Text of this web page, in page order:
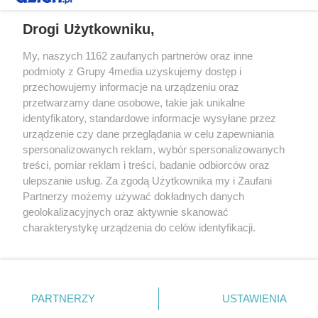
Redakcja Reklama Prywatność
Praca Łódź
the:protocol
Facebook.com
Youtube.com
Drogi Użytkowniku,
My, naszych 1162 zaufanych partnerów oraz inne
podmioty z Grupy 4media uzyskujemy dostęp i
przechowujemy informacje na urządzeniu oraz
przetwarzamy dane osobowe, takie jak unikalne
identyfikatory, standardowe informacje wysyłane przez
urządzenie czy dane przeglądania w celu zapewniania
spersonalizowanych reklam, wybór spersonalizowanych
treści, pomiar reklam i treści, badanie odbiorców oraz
ulepszanie usług. Za zgodą Użytkownika my i Zaufani
Partnerzy możemy używać dokładnych danych
geolokalizacyjnych oraz aktywnie skanować
charakterystykę urządzenia do celów identyfikacji.
zmienić/wycofać klikając przycisk ustawień prywatności
znajdujący się w lewym dolnym rogu strony
. Niektóre
PARTNERZY USTAWIENIA